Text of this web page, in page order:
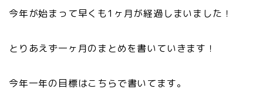
今年が始まって早くも1ヶ月が経過しまいました！
とりあえず一ヶ月のまとめを書いていきます！
今年一年の目標はこちらで書いてます。